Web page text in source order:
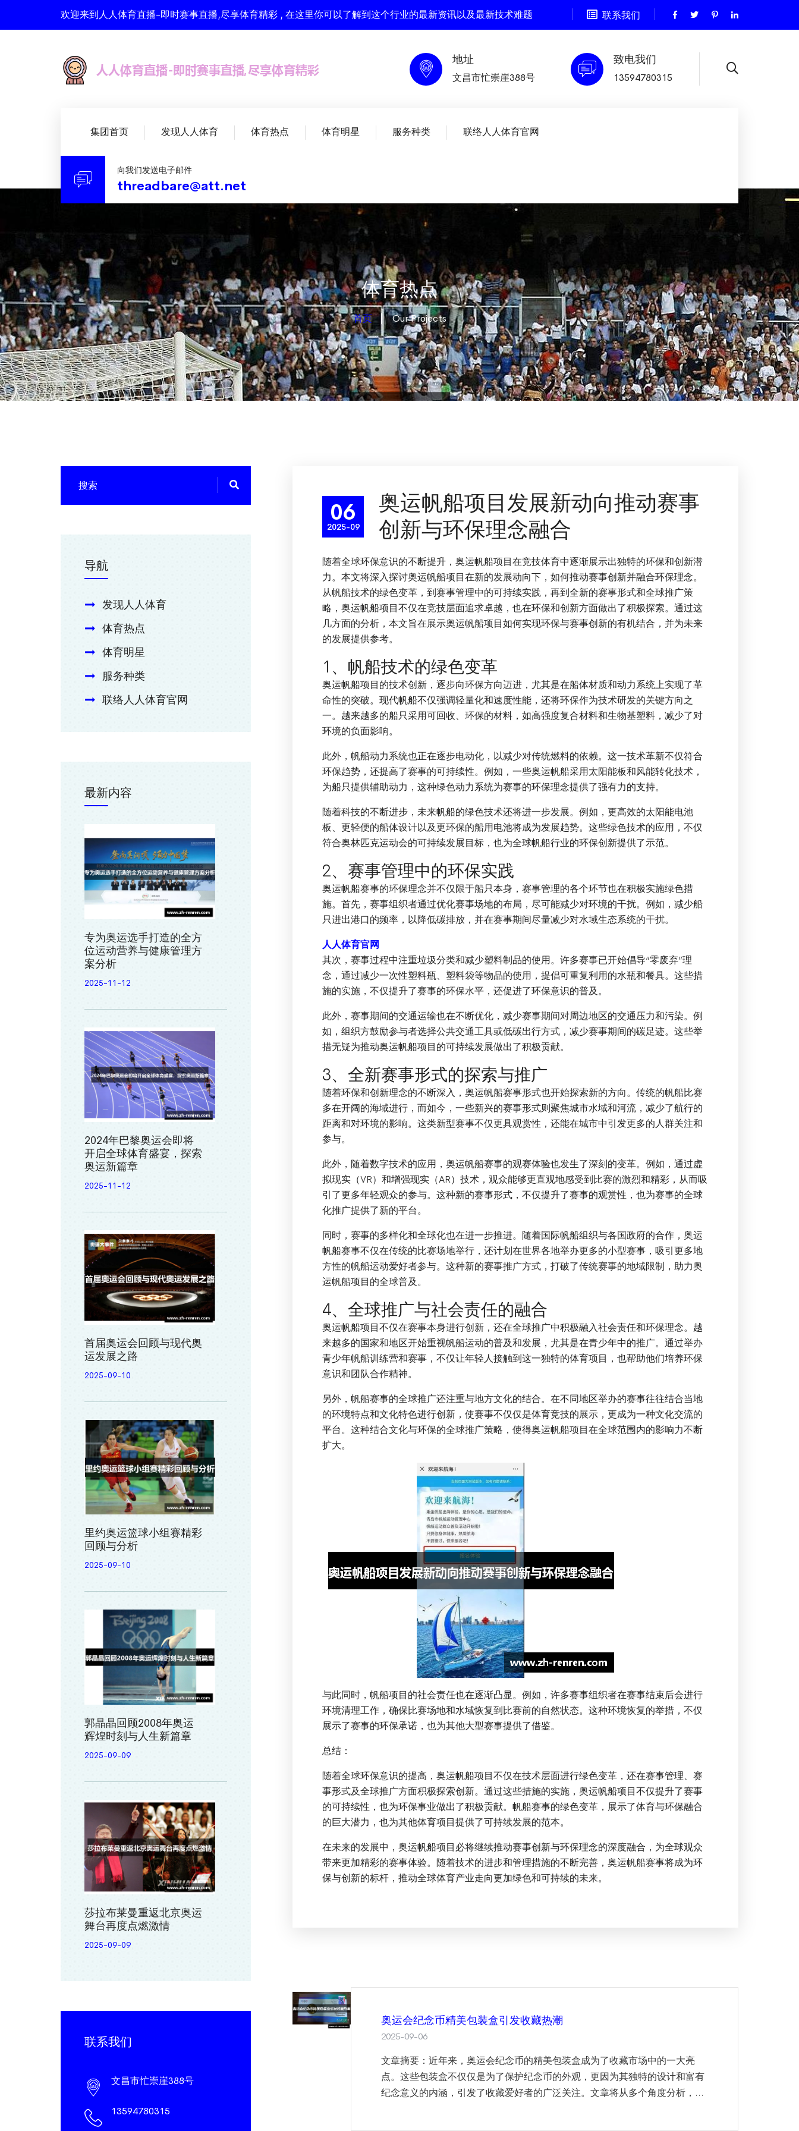
欢迎来到人人体育直播-即时赛事直播,尽享体育精彩 , 在这里你可以了解到这个行业的最新资讯以及最新技术难题 联系我们
地址
文昌市忙崇崖388号
致电我们
13594780315
集团首页 发现人人体育 体育热点 体育明星 服务种类 联络人人体育官网
向我们发送电子邮件
threadbare@att.net
体育热点
首页 Our Projects
06
2025-09
奥运帆船项目发展新动向推动赛事
创新与环保理念融合
随着全球环保意识的不断提升，奥运帆船项目在竞技体育中逐渐展示出独特的环保和创新潜
力。本文将深入探讨奥运帆船项目在新的发展动向下，如何推动赛事创新并融合环保理念。
从帆船技术的绿色变革，到赛事管理中的可持续实践，再到全新的赛事形式和全球推广策
略，奥运帆船项目不仅在竞技层面追求卓越，也在环保和创新方面做出了积极探索。通过这
几方面的分析，本文旨在展示奥运帆船项目如何实现环保与赛事创新的有机结合，并为未来
的发展提供参考。
1、帆船技术的绿色变革
奥运帆船项目的技术创新，逐步向环保方向迈进，尤其是在船体材质和动力系统上实现了革
命性的突破。现代帆船不仅强调轻量化和速度性能，还将环保作为技术研发的关键方向之
一。越来越多的船只采用可回收、环保的材料，如高强度复合材料和生物基塑料，减少了对
环境的负面影响。
此外，帆船动力系统也正在逐步电动化，以减少对传统燃料的依赖。这一技术革新不仅符合
环保趋势，还提高了赛事的可持续性。例如，一些奥运帆船采用太阳能板和风能转化技术，
为船只提供辅助动力，这种绿色动力系统为赛事的环保理念提供了强有力的支持。
随着科技的不断进步，未来帆船的绿色技术还将进一步发展。例如，更高效的太阳能电池
板、更轻便的船体设计以及更环保的船用电池将成为发展趋势。这些绿色技术的应用，不仅
符合奥林匹克运动会的可持续发展目标，也为全球帆船行业的环保创新提供了示范。
2、赛事管理中的环保实践
奥运帆船赛事的环保理念并不仅限于船只本身，赛事管理的各个环节也在积极实施绿色措
施。首先，赛事组织者通过优化赛事场地的布局，尽可能减少对环境的干扰。例如，减少船
只进出港口的频率，以降低碳排放，并在赛事期间尽量减少对水域生态系统的干扰。
人人体育官网
其次，赛事过程中注重垃圾分类和减少塑料制品的使用。许多赛事已开始倡导“零废弃”理
念，通过减少一次性塑料瓶、塑料袋等物品的使用，提倡可重复利用的水瓶和餐具。这些措
施的实施，不仅提升了赛事的环保水平，还促进了环保意识的普及。
此外，赛事期间的交通运输也在不断优化，减少赛事期间对周边地区的交通压力和污染。例
如，组织方鼓励参与者选择公共交通工具或低碳出行方式，减少赛事期间的碳足迹。这些举
措无疑为推动奥运帆船项目的可持续发展做出了积极贡献。
3、全新赛事形式的探索与推广
随着环保和创新理念的不断深入，奥运帆船赛事形式也开始探索新的方向。传统的帆船比赛
多在开阔的海域进行，而如今，一些新兴的赛事形式则聚焦城市水域和河流，减少了航行的
距离和对环境的影响。这类新型赛事不仅更具观赏性，还能在城市中引发更多的人群关注和
参与。
此外，随着数字技术的应用，奥运帆船赛事的观赛体验也发生了深刻的变革。例如，通过虚
拟现实（VR）和增强现实（AR）技术，观众能够更直观地感受到比赛的激烈和精彩，从而吸
引了更多年轻观众的参与。这种新的赛事形式，不仅提升了赛事的观赏性，也为赛事的全球
化推广提供了新的平台。
同时，赛事的多样化和全球化也在进一步推进。随着国际帆船组织与各国政府的合作，奥运
帆船赛事不仅在传统的比赛场地举行，还计划在世界各地举办更多的小型赛事，吸引更多地
方性的帆船运动爱好者参与。这种新的赛事推广方式，打破了传统赛事的地域限制，助力奥
运帆船项目的全球普及。
4、全球推广与社会责任的融合
奥运帆船项目不仅在赛事本身进行创新，还在全球推广中积极融入社会责任和环保理念。越
来越多的国家和地区开始重视帆船运动的普及和发展，尤其是在青少年中的推广。通过举办
青少年帆船训练营和赛事，不仅让年轻人接触到这一独特的体育项目，也帮助他们培养环保
意识和团队合作精神。
另外，帆船赛事的全球推广还注重与地方文化的结合。在不同地区举办的赛事往往结合当地
的环境特点和文化特色进行创新，使赛事不仅仅是体育竞技的展示，更成为一种文化交流的
平台。这种结合文化与环保的全球推广策略，使得奥运帆船项目在全球范围内的影响力不断
扩大。
与此同时，帆船项目的社会责任也在逐渐凸显。例如，许多赛事组织者在赛事结束后会进行
环境清理工作，确保比赛场地和水域恢复到比赛前的自然状态。这种环境恢复的举措，不仅
展示了赛事的环保承诺，也为其他大型赛事提供了借鉴。
总结：
随着全球环保意识的提高，奥运帆船项目不仅在技术层面进行绿色变革，还在赛事管理、赛
事形式及全球推广方面积极探索创新。通过这些措施的实施，奥运帆船项目不仅提升了赛事
的可持续性，也为环保事业做出了积极贡献。帆船赛事的绿色变革，展示了体育与环保融合
的巨大潜力，也为其他体育项目提供了可持续发展的范本。
在未来的发展中，奥运帆船项目必将继续推动赛事创新与环保理念的深度融合，为全球观众
带来更加精彩的赛事体验。随着技术的进步和管理措施的不断完善，奥运帆船赛事将成为环
保与创新的标杆，推动全球体育产业走向更加绿色和可持续的未来。
奥运会纪念币精美包装盒引发收藏热潮
2025-09-06
文章摘要：近年来，奥运会纪念币的精美包装盒成为了收藏市场中的一大亮
点。这些包装盒不仅仅是为了保护纪念币的外观，更因为其独特的设计和富有
纪念意义的内涵，引发了收藏爱好者的广泛关注。文章将从多个角度分析，...
导航
发现人人体育
体育热点
体育明星
服务种类
联络人人体育官网
最新内容
专为奥运选手打造的全方
位运动营养与健康管理方
案分析
2025-11-12
2024年巴黎奥运会即将
开启全球体育盛宴，探索
奥运新篇章
2025-11-12
首届奥运会回顾与现代奥
运发展之路
2025-09-10
里约奥运篮球小组赛精彩
回顾与分析
2025-09-10
郭晶晶回顾2008年奥运
辉煌时刻与人生新篇章
2025-09-09
莎拉布莱曼重返北京奥运
舞台再度点燃激情
2025-09-09
联系我们
文昌市忙崇崖388号
13594780315